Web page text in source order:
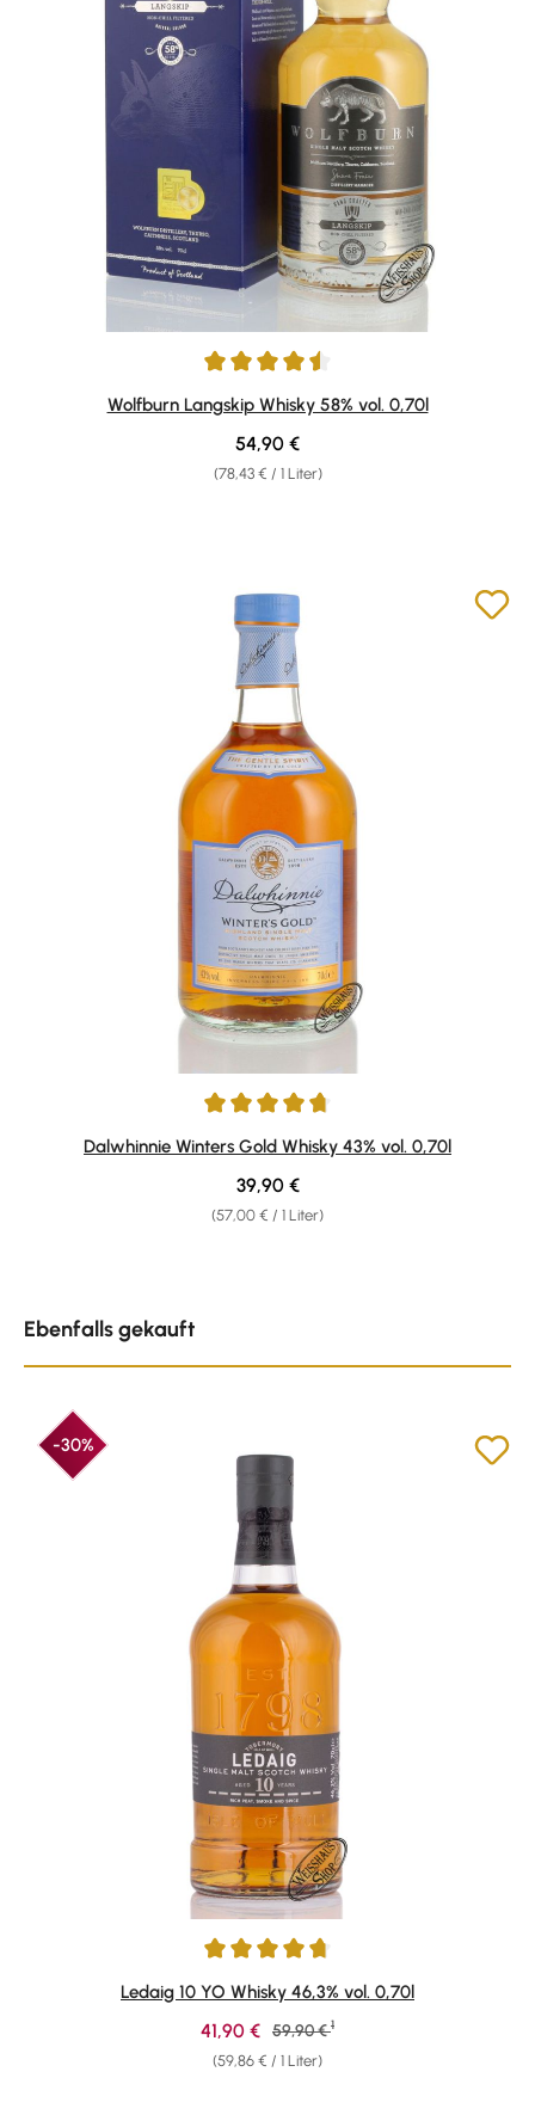
Durchschnittliche Bewertung von 4.6 von 5 Sternen
Wolfburn Langskip Whisky 58% vol. 0,70l
(78,43 € / 1 Liter)
Regulärer Preis:
54,90 €
Durchschnittliche Bewertung von 4.79 von 5 Sternen
Dalwhinnie Winters Gold Whisky 43% vol. 0,70l
(57,00 € / 1 Liter)
Regulärer Preis:
39,90 €
Ebenfalls gekauft
-30%
Durchschnittliche Bewertung von 4.78 von 5 Sternen
Ledaig 10 YO Whisky 46,3% vol. 0,70l
(59,86 € / 1 Liter)
Verkaufspreis:
41,90 € Regulärer Preis:
59,90 € 1